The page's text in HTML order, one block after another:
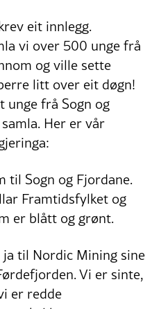
eit innlegg.
vi over 500 unge frå
og ville sette
litt over eit døgn!
unge frå Sogn og
Her er vår
til Sogn og Fjordane.
Framtidsfylket og
er blått og grønt.
ja til Nordic Mining sine
Vi er sinte,
er redde